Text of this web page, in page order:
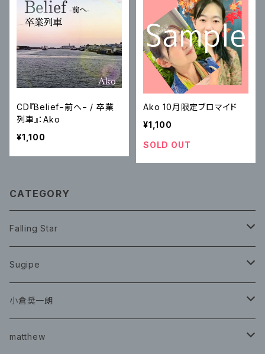
CD『Belief−前へ− / 卒業
列車』：Ako
¥1,100
Ako 10月限定ブロマイド
¥1,100
SOLD OUT
CATEGORY
Falling Star
CD
グッズ
チェキ ブロマイド
Sugipe
チケット
CD
小倉奨一朗
イベント
matthew